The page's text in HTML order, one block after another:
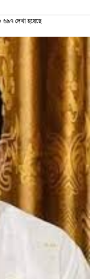
৬৯৭ দেখা হয়েছে